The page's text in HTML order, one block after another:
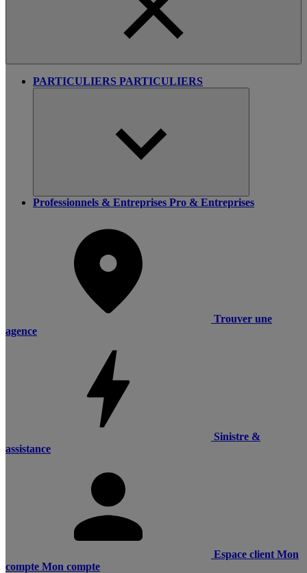
PARTICULIERS PARTICULIERS
Professionnels & Entreprises Pro & Entreprises
Trouver une
agence
Sinistre &
assistance
Espace client Mon
compte Mon compte